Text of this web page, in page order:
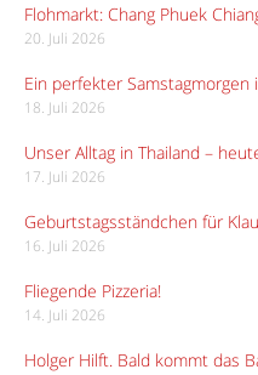
Flohmarkt: Chang Phuek
20. Juli 2026
Ein perfekter Samstagmorgen
18. Juli 2026
Unser Alltag in Thailand –
17. Juli 2026
Geburtstagsständchen für
16. Juli 2026
Fliegende Pizzeria!
14. Juli 2026
Holger Hilft. Bald kommt das